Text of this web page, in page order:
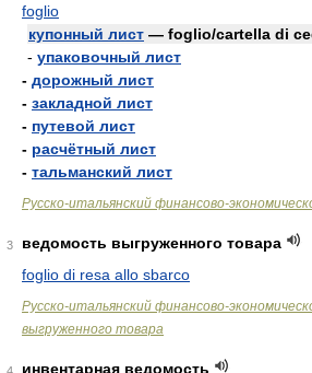
foglio
купонный лист — foglio/cartella di
- упаковочный лист
- дорожный лист
- закладной лист
- путевой лист
- расчётный лист
- тальманский лист
Русско-итальянский финансово-
3
ведомость выгруженного товара
foglio di resa allo sbarco
Русско-итальянский финансово-
выгруженного товара
инвентарная ведомость